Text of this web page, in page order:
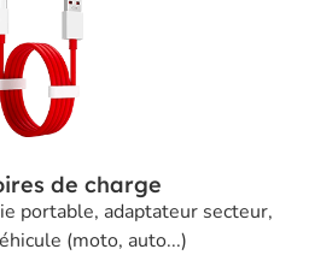
de charge
portable, adaptateur secteur,
(moto, auto...)